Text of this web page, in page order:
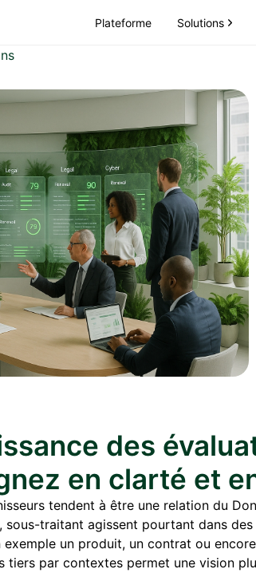
Plateforme Solutions
des
en clarté et
tendent à être une relation du
sous-traitant agissent pourtant dans
un produit, un contrat ou
tiers par contextes permet une vision